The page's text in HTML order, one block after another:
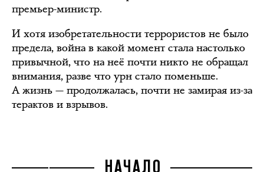
премьер-министр.
И хотя изобретательности террористов не было
предела, война в какой момент стала настолько
привычной, что на неё почти никто не обращал
внимания, разве что урн стало поменьше.
А жизнь — продолжалась, почти не замирая из-за
терактов и взрывов.
НАЧАЛО